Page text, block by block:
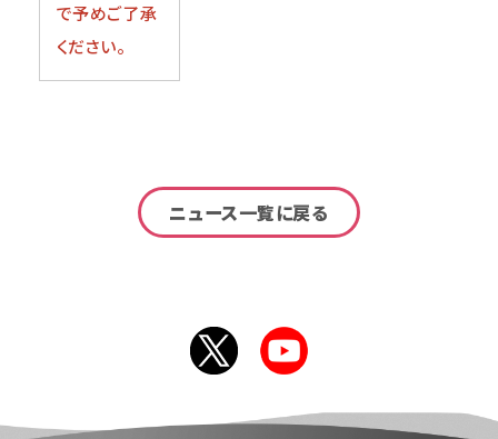
で予めご了承
ください。
ニュース一覧に戻る